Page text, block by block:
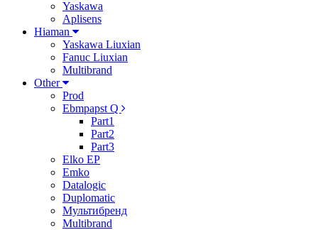
Yaskawa
Aplisens
Hiaman
Yaskawa Liuxian
Fanuc Liuxian
Multibrand
Other
Prod
Ebmpapst Q
Part1
Part2
Part3
Elko EP
Emko
Datalogic
Duplomatic
Мультибренд
Multibrand